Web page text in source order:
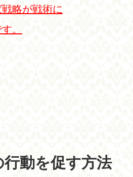
略が戦術に
。
動を促す方法